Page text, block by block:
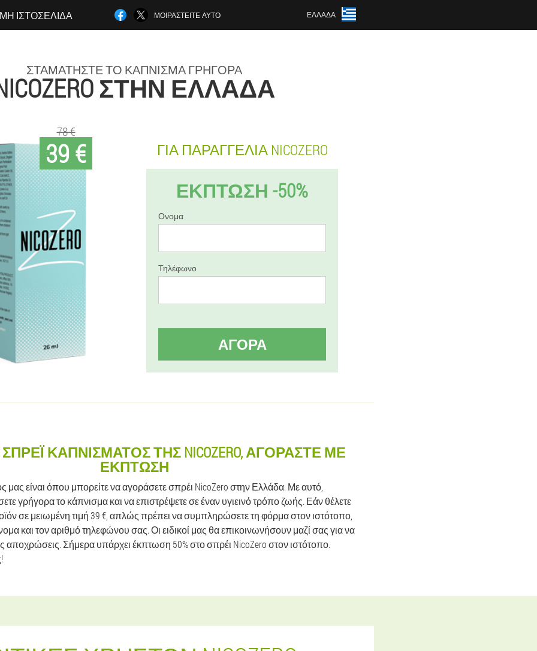
ΙΣΤΟΣΕΛΊΔΑ ΜΟΙΡΑΣΤΕΊΤΕ ΑΥΤΌ ΕΛΛΆΔΑ
ΣΤΑΜΑΤΉΣΤΕ ΤΟ ΚΆΠΝΙΣΜΑ ΓΡΉΓΟΡΑ
ΣΤΗΝ ΕΛΛΆΔΑ
39 €
78 €
ΓΙΑ ΠΑΡΑΓΓΕΛΊΑ NICOZERO
ΕΚΠΤΩΣΗ -50%
Ονομα
Τηλέφωνο
ΑΓΟΡΆ
ΚΑΠΝΊΣΜΑΤΟΣ ΤΗΣ NICOZERO, ΑΓΟΡΆΣΤΕ ΜΕ
ΈΚΠΤΩΣΗ
μας είναι όπου μπορείτε να αγοράσετε σπρέι NicoZero στην Ελλάδα. Με αυτό,
γρήγορα το κάπνισμα και να επιστρέψετε σε έναν υγιεινό τρόπο ζωής. Εάν θέλετε
σε μειωμένη τιμή 39 €, απλώς πρέπει να συμπληρώσετε τη φόρμα στον ιστότοπο,
και τον αριθμό τηλεφώνου σας. Οι ειδικοί μας θα επικοινωνήσουν μαζί σας για να
αποχρώσεις. Σήμερα υπάρχει έκπτωση 50% στο σπρέι NicoZero στον ιστότοπο.